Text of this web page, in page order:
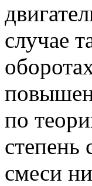
случае
по
смеси